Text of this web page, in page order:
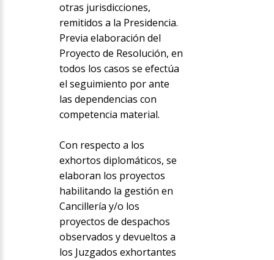
otras jurisdicciones,
remitidos a la Presidencia.
Previa elaboración del
Proyecto de Resolución, en
todos los casos se efectúa
el seguimiento por ante
las dependencias con
competencia material.
Con respecto a los
exhortos diplomáticos, se
elaboran los proyectos
habilitando la gestión en
Cancillería y/o los
proyectos de despachos
observados y devueltos a
los Juzgados exhortantes